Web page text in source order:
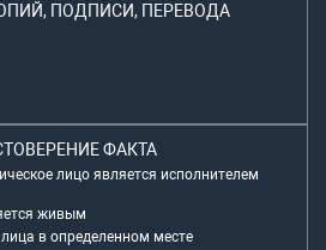
ПОДПИСИ, ПЕРЕВОДА
ФАКТА
лицо является исполнителем
живым
в определенном месте